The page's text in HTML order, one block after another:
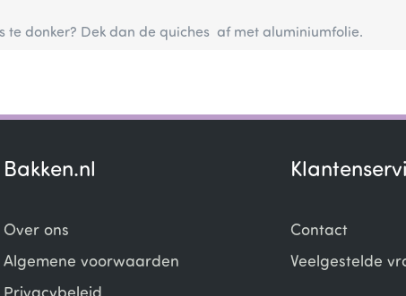
te donker? Dek dan de quiches af met aluminiumfolie.
Bakken.nl
Over ons
Algemene voorwaarden
Contact
Veelgestelde